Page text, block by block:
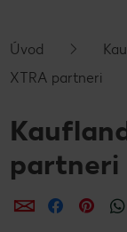
Úvod
XTRA partneri
partneri
ZdieľaťZdieľať